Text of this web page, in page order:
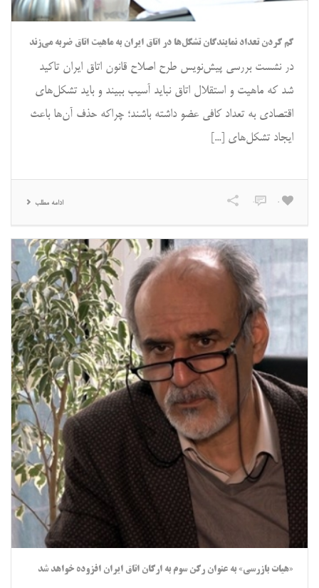
کم کردن تعداد نمایندگان تشکل‌ها در اتاق ایران به ماهیت اتاق ضربه می‌زند
در نشست بررسی پیش‌نویس طرح اصلاح قانون اتاق ایران تاکید
شد که ماهیت و استقلال اتاق نباید آسیب ببیند و باید تشکل‌های
اقتصادی به تعداد کافی عضو داشته باشند؛ چراکه حذف آن‌ها باعث
ایجاد تشکل‌های [...]
ادامه مطلب 0
0
«هیات بازرسی» به عنوان رکن سوم به ارکان اتاق ایران افزوده خواهد شد